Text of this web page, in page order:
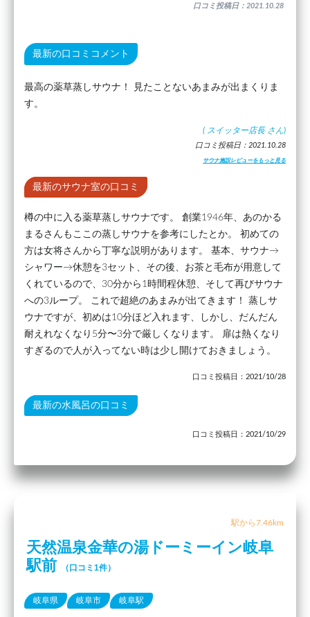
口コミ投稿日：2021.10.28
最新の口コミコメント
最高の薬草蒸しサウナ！ 見たことないあまみが出まくりま
す。
( スイッター店長 さん)
口コミ投稿日：2021.10.28
サウナ施設レビューをもっと見る
最新のサウナ室の口コミ
樽の中に入る薬草蒸しサウナです。 創業1946年、あのかる
まるさんもここの蒸しサウナを参考にしたとか。 初めての
方は女将さんから丁寧な説明があります。 基本、サウナ→
シャワー→休憩を3セット、その後、お茶と毛布が用意して
くれているので、30分から1時間程休憩、そして再びサウナ
への3ループ。 これで超絶のあまみが出てきます！ 蒸しサ
ウナですが、初めは10分ほど入れます、しかし、だんだん
耐えれなくなり5分〜3分で厳しくなります。 扉は熱くなり
すぎるので人が入ってない時は少し開けておきましょう。
口コミ投稿日：2021/10/28
最新の水風呂の口コミ
口コミ投稿日：2021/10/29
駅から7.46km
天然温泉金華の湯ドーミーイン岐阜
駅前
（口コミ1件）
岐阜県 岐阜市 岐阜駅